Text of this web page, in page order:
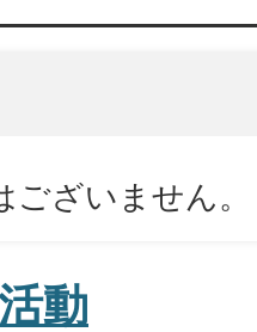
ざいません。
動